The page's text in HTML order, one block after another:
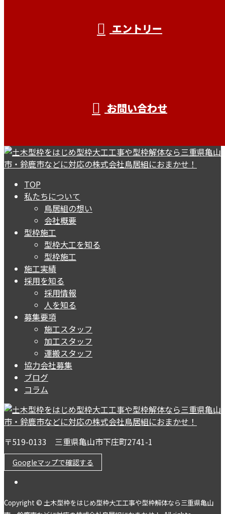
エントリー
お問い合わせ
TOP
私たちについて
鳥居組の想い
会社概要
型枠施工
型枠大工を知る
型枠施工
施工実績
採用を知る
採用情報
人を知る
募集要項
施工スタッフ
加工スタッフ
運搬スタッフ
協力会社募集
ブログ
コラム
〒519-0133 三重県亀山市下庄町2741-1
Googleマップで確認する
Copyright © 土木型枠をはじめ型枠大工工事や型枠解体なら三重県亀山